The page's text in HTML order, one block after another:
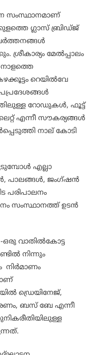
സംസ്ഥാനമാണ്
ഗ്ലാസ്‌ ബ്രിഡ്ജ്
ശ്രീകാര്യം മേൽപ്പാലം
റെയിൽവേ
റോഡുകൾ, ഫൂട്ട്
എന്നീ സൗകര്യങ്ങൾ
നാല് കോടി
എല്ലാ
പാലങ്ങൾ, ജംഗ്ഷൻ
പരിപാലനം
സംസ്ഥാനത്ത് ഉടൻ
-ഒരു വാതിൽകോട്ട
നിന്നും
നിർമാണം
ഡ്രെയിനേജ്,
ബസ് ബേ എന്നീ